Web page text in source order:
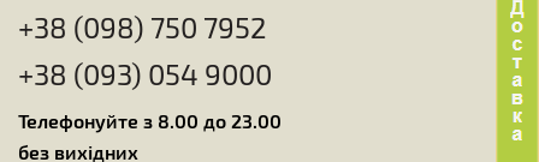
+38 (098) 750 7952
+38 (093) 054 9000
Телефонуйте з 8.00 до 23.00
без вихідних